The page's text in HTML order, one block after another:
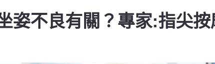
姿不良有關？專家:指尖按